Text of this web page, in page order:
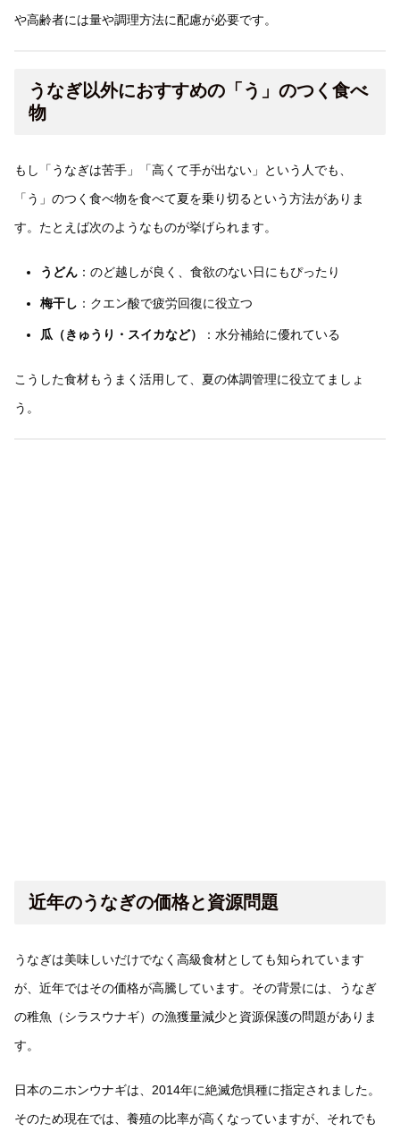
や高齢者には量や調理方法に配慮が必要です。
うなぎ以外におすすめの「う」のつく食べ
物
もし「うなぎは苦手」「高くて手が出ない」という人でも、
「う」のつく食べ物を食べて夏を乗り切るという方法がありま
す。たとえば次のようなものが挙げられます。
うどん：のど越しが良く、食欲のない日にもぴったり
梅干し ：クエン酸で疲労回復に役立つ
瓜（きゅうり・スイカなど） ：水分補給に優れている
こうした食材もうまく活用して、夏の体調管理に役立てましょ
う。
近年のうなぎの価格と資源問題
うなぎは美味しいだけでなく高級食材としても知られています
が、近年ではその価格が高騰しています。その背景には、うなぎ
の稚魚（シラスウナギ）の漁獲量減少と資源保護の問題がありま
す。
日本のニホンウナギは、2014年に絶滅危惧種に指定されました。
そのため現在では、養殖の比率が高くなっていますが、それでも